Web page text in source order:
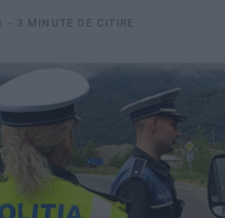
3 MINUTE DE CITIRE